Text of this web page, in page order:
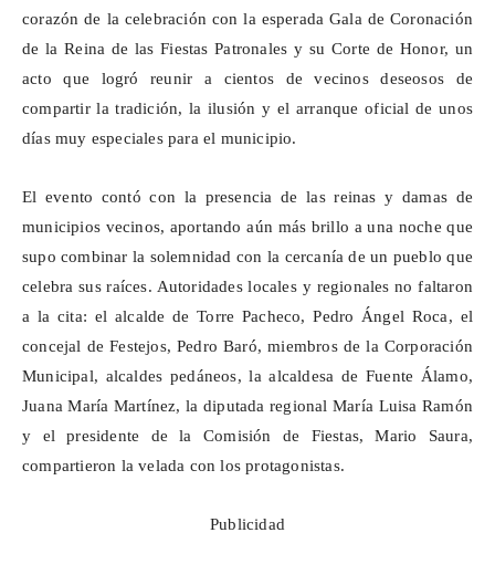
corazón de la celebración con la esperada Gala de Coronación
de la Reina de las Fiestas Patronales y su Corte de Honor, un
acto que logró reunir a cientos de vecinos deseosos de
compartir la tradición, la ilusión y el arranque oficial de unos
días muy especiales para el municipio.
El evento contó con la presencia de las reinas y damas de
municipios vecinos, aportando aún más brillo a una noche que
supo combinar la solemnidad con la cercanía de un pueblo que
celebra sus raíces. Autoridades locales y regionales no faltaron
a la cita: el alcalde de Torre Pacheco, Pedro Ángel Roca, el
concejal de Festejos, Pedro Baró, miembros de la Corporación
Municipal, alcaldes pedáneos, la alcaldesa de Fuente Álamo,
Juana María Martínez, la diputada regional María Luisa Ramón
y el presidente de la Comisión de Fiestas, Mario Saura,
compartieron la velada con los protagonistas.
Publicidad